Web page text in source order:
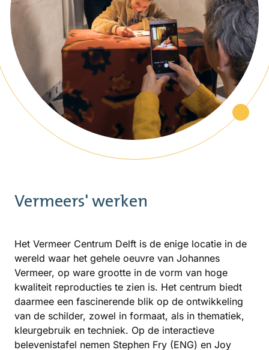
Vermeers' werken
Het Vermeer Centrum Delft is de enige locatie in de
wereld waar het gehele oeuvre van Johannes
Vermeer, op ware grootte in de vorm van hoge
kwaliteit reproducties te zien is. Het centrum biedt
daarmee een fascinerende blik op de ontwikkeling
van de schilder, zowel in formaat, als in thematiek,
kleurgebruik en techniek. Op de interactieve
belevenistafel nemen Stephen Fry (ENG) en Joy